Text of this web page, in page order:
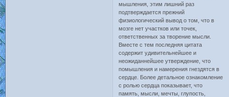
мышления, этим лишний раз
подтверждается прежний
физиологический вывод о том, что в
мозге нет участков или точек,
ответственных за творение мысли.
Вместе с тем последняя цитата
содержит удивительнейшее и
неожиданнейшее утверждение, что
помышления и намерения гнездятся в
сердце. Более детальное ознакомление
с ролью сердца показывает, что
память, мысли, мечты, глупость,